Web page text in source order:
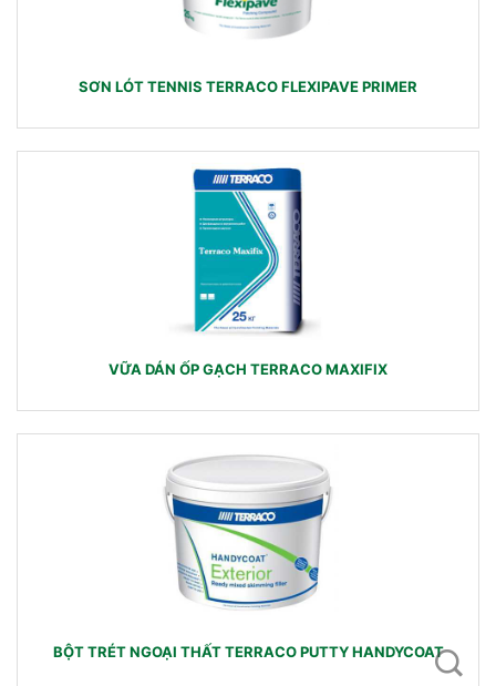
SƠN LÓT TENNIS TERRACO FLEXIPAVE PRIMER
VỮA DÁN ỐP GẠCH TERRACO MAXIFIX
BỘT TRÉT NGOẠI THẤT TERRACO PUTTY HANDYCOAT